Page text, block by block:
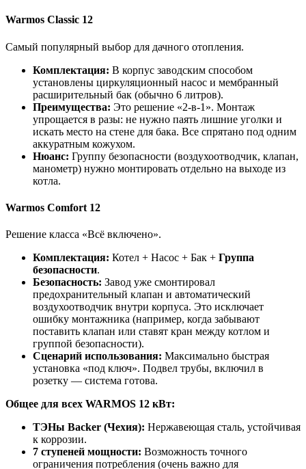
Warmos Classic 12
Самый популярный выбор для дачного отопления.
Комплектация: В корпус заводским способом
установлены циркуляционный насос и мембранный
расширительный бак (обычно 6 литров).
Преимущества: Это решение «2-в-1». Монтаж
упрощается в разы: не нужно паять лишние уголки и
искать место на стене для бака. Все спрятано под одним
аккуратным кожухом.
Нюанс: Группу безопасности (воздухоотводчик, клапан,
манометр) нужно монтировать отдельно на выходе из
котла.
Warmos Comfort 12
Решение класса «Всё включено».
Комплектация: Котел + Насос + Бак + Группа
безопасности.
Безопасность: Завод уже смонтировал
предохранительный клапан и автоматический
воздухоотводчик внутри корпуса. Это исключает
ошибку монтажника (например, когда забывают
поставить клапан или ставят кран между котлом и
группой безопасности).
Сценарий использования: Максимально быстрая
установка «под ключ». Подвел трубы, включил в
розетку — система готова.
Общее для всех WARMOS 12 кВт:
ТЭНы Backer (Чехия): Нержавеющая сталь, устойчивая
к коррозии.
7 ступеней мощности: Возможность точного
ограничения потребления (очень важно для